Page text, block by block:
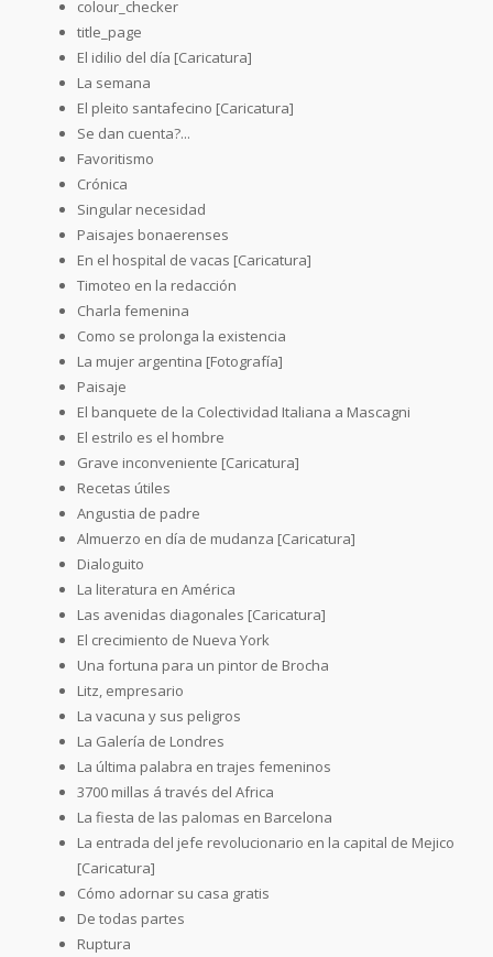
colour_checker
title_page
El idilio del día [Caricatura]
La semana
El pleito santafecino [Caricatura]
Se dan cuenta?...
Favoritismo
Crónica
Singular necesidad
Paisajes bonaerenses
En el hospital de vacas [Caricatura]
Timoteo en la redacción
Charla femenina
Como se prolonga la existencia
La mujer argentina [Fotografía]
Paisaje
El banquete de la Colectividad Italiana a Mascagni
El estrilo es el hombre
Grave inconveniente [Caricatura]
Recetas útiles
Angustia de padre
Almuerzo en día de mudanza [Caricatura]
Dialoguito
La literatura en América
Las avenidas diagonales [Caricatura]
El crecimiento de Nueva York
Una fortuna para un pintor de Brocha
Litz, empresario
La vacuna y sus peligros
La Galería de Londres
La última palabra en trajes femeninos
3700 millas á través del Africa
La fiesta de las palomas en Barcelona
La entrada del jefe revolucionario en la capital de Mejico
[Caricatura]
Cómo adornar su casa gratis
De todas partes
Ruptura